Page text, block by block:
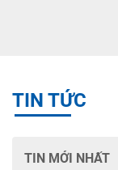
TIN TỨC
TIN MỚI NHẤT